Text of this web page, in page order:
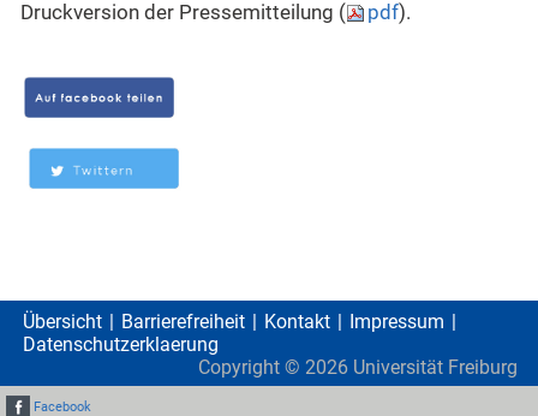
Druckversion der Pressemitteilung ( pdf).
Übersicht Barrierefreiheit Kontakt
Impressum
Datenschutzerklaerung
Copyright © 2026 Universität Freiburg
Facebook